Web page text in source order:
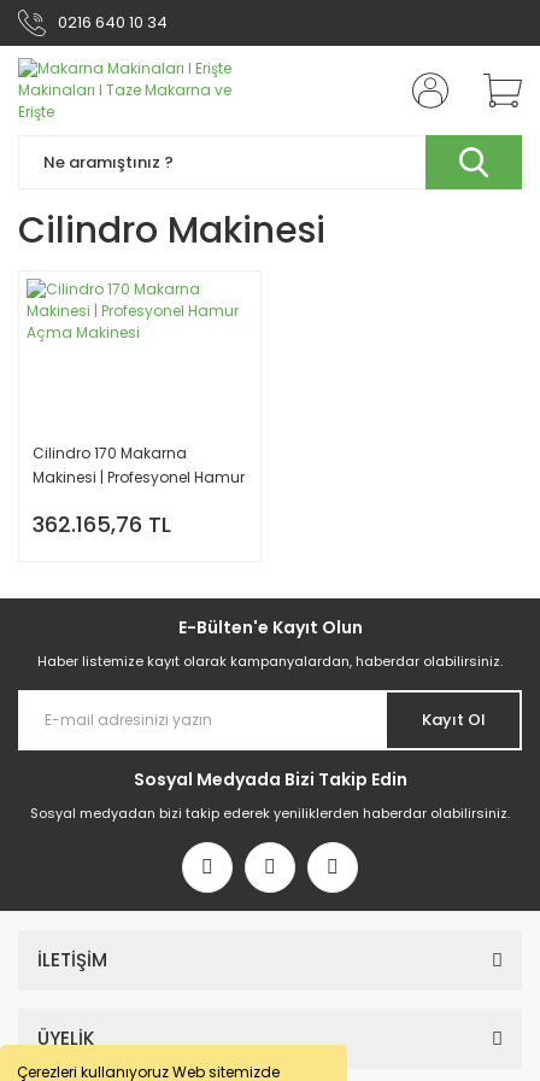
Çerezleri kullanıyoruz Web sitemizde
0216 640 10 34
Cilindro Makinesi
Cilindro 170 Makarna
Makinesi | Profesyonel Hamur
362.165,76 TL
E-Bülten'e Kayıt Olun
Haber listemize kayıt olarak kampanyalardan, haberdar olabilirsiniz.
Kayıt Ol
Sosyal Medyada Bizi Takip Edin
Sosyal medyadan bizi takip ederek yeniliklerden haberdar olabilirsiniz.
İLETİŞİM
ÜYELİK